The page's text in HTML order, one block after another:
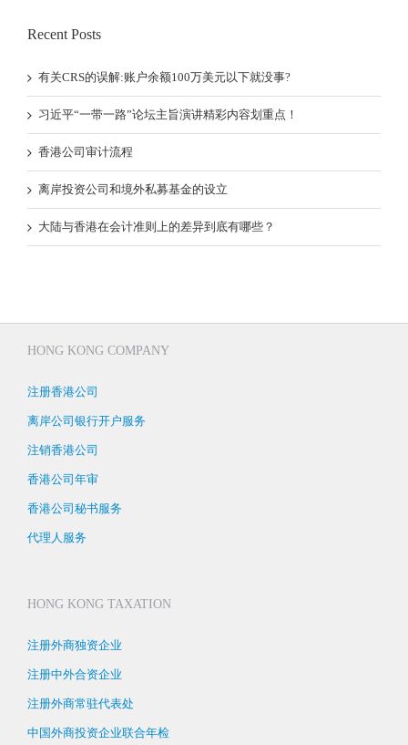
Recent Posts
有关CRS的误解:账户余额100万美元以下就没事?
习近平“一带一路”论坛主旨演讲精彩内容划重点！
香港公司审计流程
离岸投资公司和境外私募基金的设立
大陆与香港在会计准则上的差异到底有哪些？
HONG KONG COMPANY
注册香港公司
离岸公司银行开户服务
注销香港公司
香港公司年审
香港公司秘书服务
代理人服务
HONG KONG TAXATION
注册外商独资企业
注册中外合资企业
注册外商常驻代表处
中国外商投资企业联合年检